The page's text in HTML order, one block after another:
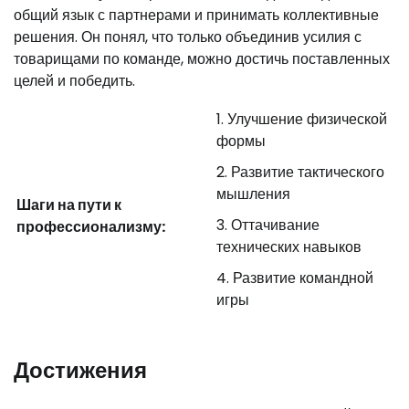
общий язык с партнерами и принимать коллективные
решения. Он понял, что только объединив усилия с
товарищами по команде, можно достичь поставленных
целей и победить.
Шаги на пути к
профессионализму:
Улучшение физической
формы
Развитие тактического
мышления
Оттачивание
технических навыков
Развитие командной
игры
Достижения